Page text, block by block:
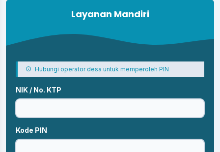
Layanan Mandiri
Hubungi operator desa untuk memperoleh PIN
NIK / No. KTP
Kode PIN